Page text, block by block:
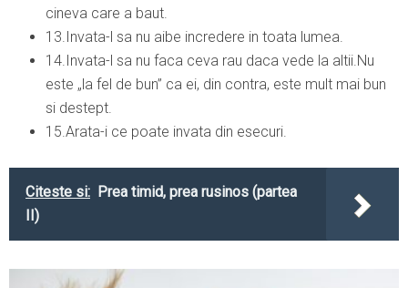
cineva care a baut.
13.Invata-l sa nu aibe incredere in toata lumea.
14.Invata-l sa nu faca ceva rau daca vede la altii.Nu
este „la fel de bun” ca ei, din contra, este mult mai bun
si destept.
15.Arata-i ce poate invata din esecuri.
Citeste si: Prea timid, prea rusinos (partea
II)